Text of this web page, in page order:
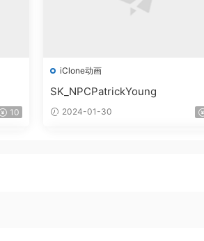
10
iClone动画
SK_NPCPatrickYoung
2024-01-30